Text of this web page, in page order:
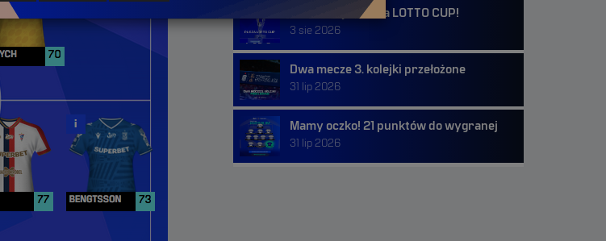
Od 3. kolejki rusza LOTTO CUP!
3 sie 2026
Dwa mecze 3. kolejki przełożone
31 lip 2026
Mamy oczko! 21 punktów do wygranej
31 lip 2026
użytkownik korzysta z serwisu, w tym skąd pochodzi ruch użytkownika
tych plików pozwala nam na analizy statystyk np. dot. odwiedzin
funkcjonalności. Pliki cookies mogą być dostarczane przez nas lub naszych
w serwisie. Brak zezwolenia na ich stosowanie spowoduje, że nie